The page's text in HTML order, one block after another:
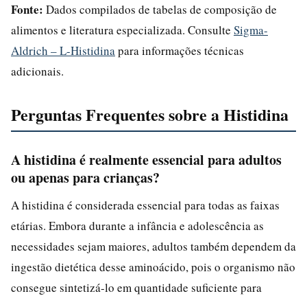
Fonte: Dados compilados de tabelas de composição de
alimentos e literatura especializada. Consulte Sigma-
Aldrich – L-Histidina para informações técnicas
adicionais.
Perguntas Frequentes sobre a Histidina
A histidina é realmente essencial para adultos
ou apenas para crianças?
A histidina é considerada essencial para todas as faixas
etárias. Embora durante a infância e adolescência as
necessidades sejam maiores, adultos também dependem da
ingestão dietética desse aminoácido, pois o organismo não
consegue sintetizá-lo em quantidade suficiente para